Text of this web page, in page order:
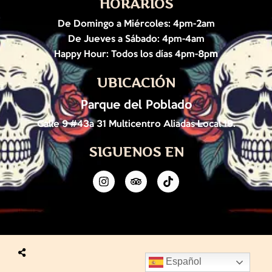
HORARIOS
De Domingo a Miércoles: 4pm-2am
De Jueves a Sábado: 4pm-4am
Happy Hour: Todos los días 4pm-8pm
UBICACIÓN
Parque del Poblado
Calle 9 #43a 31 Multicentro Aliadas Local 19.
SIGUENOS EN
Español